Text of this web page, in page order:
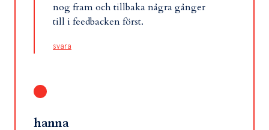
nog fram och tillbaka några gånger
till i feedbacken först.
svara
hanna